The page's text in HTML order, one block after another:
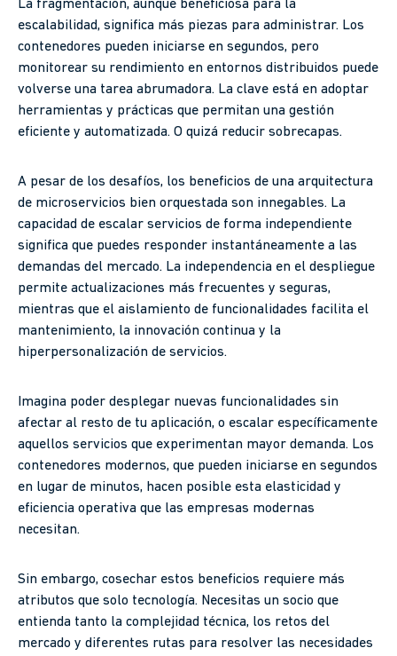
La fragmentación, aunque beneficiosa para la
escalabilidad, significa más piezas para administrar. Los
contenedores pueden iniciarse en segundos, pero
monitorear su rendimiento en entornos distribuidos puede
volverse una tarea abrumadora. La clave está en adoptar
herramientas y prácticas que permitan una gestión
eficiente y automatizada. O quizá reducir sobrecapas.
A pesar de los desafíos, los beneficios de una arquitectura
de microservicios bien orquestada son innegables. La
capacidad de escalar servicios de forma independiente
significa que puedes responder instantáneamente a las
demandas del mercado. La independencia en el despliegue
permite actualizaciones más frecuentes y seguras,
mientras que el aislamiento de funcionalidades facilita el
mantenimiento, la innovación continua y la
hiperpersonalización de servicios.
Imagina poder desplegar nuevas funcionalidades sin
afectar al resto de tu aplicación, o escalar específicamente
aquellos servicios que experimentan mayor demanda. Los
contenedores modernos, que pueden iniciarse en segundos
en lugar de minutos, hacen posible esta elasticidad y
eficiencia operativa que las empresas modernas
necesitan.
Sin embargo, cosechar estos beneficios requiere más
atributos que solo tecnología. Necesitas un socio que
entienda tanto la complejidad técnica, los retos del
mercado y diferentes rutas para resolver las necesidades